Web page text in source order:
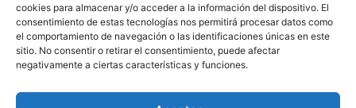
cookies para almacenar y/o acceder a la información del dispositivo. El
consentimiento de estas tecnologías nos permitirá procesar datos como
el comportamiento de navegación o las identificaciones únicas en este
sitio. No consentir o retirar el consentimiento, puede afectar
negativamente a ciertas características y funciones.
CONTACTA CON NOSOTROS